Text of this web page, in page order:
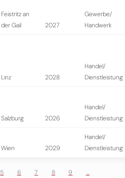
Feistritz an
der Gail
2027
Gewerbe/
Handwerk
Linz 2028
Handel/
Dienstleistung
Salzburg 2026
Handel/
Dienstleistung
Wien 2029
Handel/
Dienstleistung
5 6 7 8 9
…